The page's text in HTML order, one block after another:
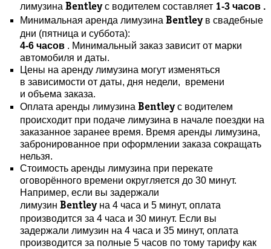
лимузина Bentleyс водителем составляет 1-3 часов .
Минимальная аренда лимузина Bentley в свадебные
дни (пятница и суббота):
4-6 часов . Минимальный заказ зависит от марки
автомобиля и даты.
Цены на аренду лимузина могут изменяться
в зависимости от даты, дня недели, времени
и объема заказа.
Оплата аренды лимузина Bentleyс водителем
происходит при подаче лимузина в начале поездки на
заказанное заранее время. Время аренды лимузина,
забронированное при оформлении заказа сокращать
нельзя.
Стоимость аренды лимузина при перекате
оговорённого времени округляется до 30 минут.
Например, если вы задержали
лимузин Bentley на 4 часа и 5 минут, оплата
производится за 4 часа и 30 минут. Если вы
задержали лимузин на 4 часа и 35 минут, оплата
производится за полные 5 часов по тому тарифу как